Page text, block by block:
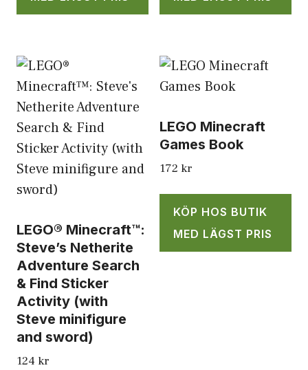
LEGO® Minecraft™:
Steve’s Netherite
Adventure Search
& Find Sticker
Activity (with
Steve minifigure
and sword)
124 kr
LEGO Minecraft
Games Book
172 kr
KÖP HOS BUTIK
MED LÄGST PRIS